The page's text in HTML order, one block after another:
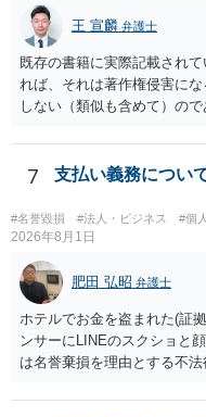
有料か無料かよりも、商標
日本の商標権は原則として
売する場合は、販売国の商
の作家の例は、許諾を得て
ない、又は単に権利行使さ
す。他人が販売しているこ
王 宣麟 弁護士
既存の書籍に実際記載され
れば、それは著作権侵害に
しない（類似も含めて）の
現」であり、昔話の大筋や
ア利用の範囲です。 一方で
もちろん、表現の選び方や
できる」レベルだと、翻案
はご留意ください。
7 支払い義務につい
#名誉毀損 #法人・ビジネス #個
2026年8月1日
肥田 弘昭 弁護士
ホテルでお金を盗まれた(証
ンサーにLINEのスクショと
は名誉棄損を理由とする不
その人が会社を経営してい